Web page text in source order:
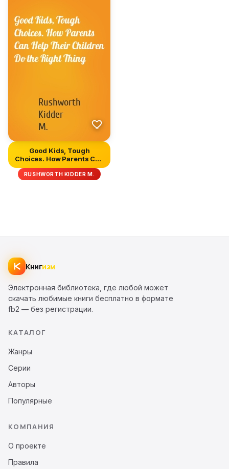
Good Kids, Tough
Choices. How Parents Can
Help The...
RUSHWORTH KIDDER M.
Книгизм
Электронная библиотека, где любой может
скачать любимые книги бесплатно в формате
fb2 — без регистрации.
КАТАЛОГ
Жанры
Серии
Авторы
Популярные
КОМПАНИЯ
О проекте
Правила